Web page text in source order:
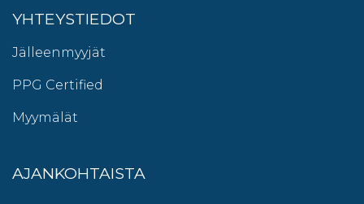
YHTEYSTIEDOT
Jälleenmyyjät
PPG Certified
Myymälät
AJANKOHTAISTA